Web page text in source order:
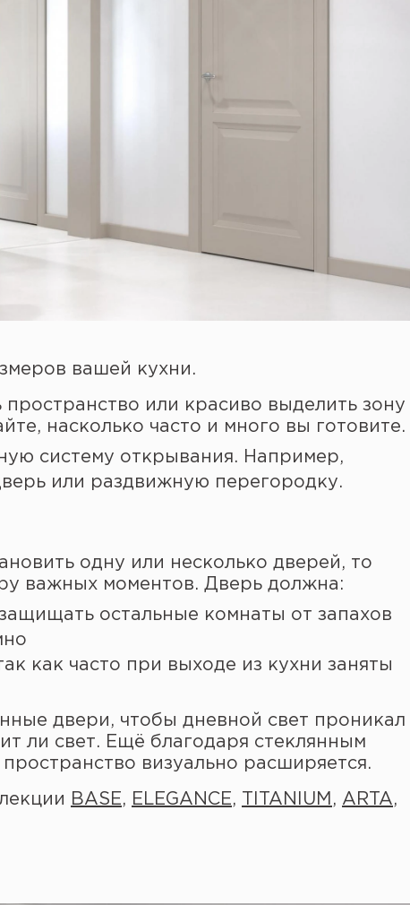
вашей кухни.
или красиво выделить зону
насколько часто и много вы готовите.
систему открывания. Например,
или раздвижную перегородку.
одну или несколько дверей, то
важных моментов. Дверь должна:
остальные комнаты от запахов
как часто при выходе из кухни заняты
двери, чтобы дневной свет проникал
ли свет. Ещё благодаря стеклянным
визуально расширяется.
BASE, ELEGANCE, TITANIUM , ARTA,